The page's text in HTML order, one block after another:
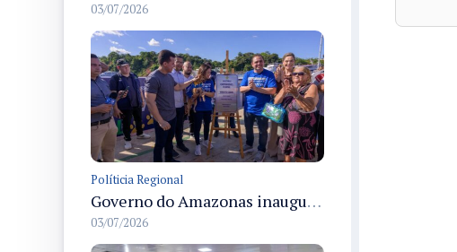
03/07/2026
Políticia Regional
Governo do Amazonas inaugura primeiro Castramóvel Fluvial para atendimento veterinário às comunidades ribeirinhas e castração gratuita
03/07/2026